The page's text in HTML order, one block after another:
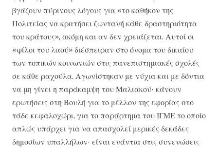
βγάζουν πύρινους λόγους για «το καθήκον της
Πολιτείας να κρατήσει ζωντανή κάθε δραστηριότητα
του κράτους», ακόμη και αν δεν χρειάζεται. Αυτοί οι
«φίλοι του λαού» διέσπειραν στο όνομα του δικαίου
των τοπικών κοινωνιών στις πανεπιστημιακές σχολές
σε κάθε ραχούλα. Αγωνίστηκαν με νύχια και με δόντια
να μη γίνει η παράκαμψη του Μαλιακού· κάνουν
ερωτήσεις στη Βουλή για το μέλλον της εφορίας στο
τάδε κεφαλοχώρι, για το παράρτημα του ΙΓΜΕ το οποίο
απλώς υπάρχει για να απασχολεί μερικές δεκάδες
δημοσίων υπαλλήλων· είναι ενάντια στις συνενώσεις